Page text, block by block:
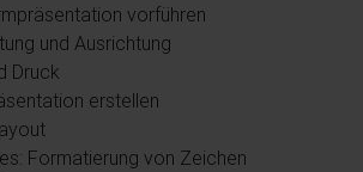
vorführen
und Ausrichtung
Druck
erstellen
Formatierung von Zeichen